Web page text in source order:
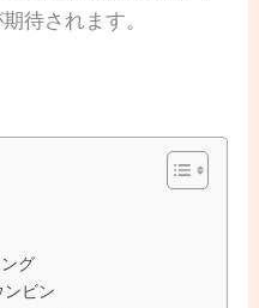
待されます。
グ
ンビン